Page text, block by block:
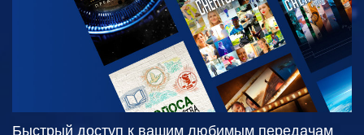
Быстрый доступ к вашим любимым передачам